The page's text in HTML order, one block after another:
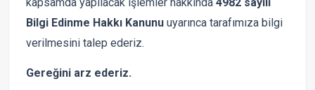
Bilgi Edinme Hakkı Kanunu uyarınca tarafımıza bilgi
verilmesini talep ederiz.
Gereğini arz ederiz.